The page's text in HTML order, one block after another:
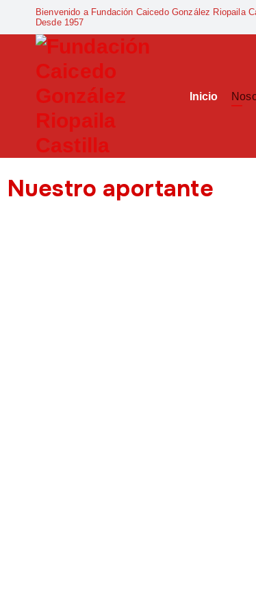
Bienvenido a Fundación Caicedo González Riopaila
Desde 1957
Inicio
Nuestro aportante